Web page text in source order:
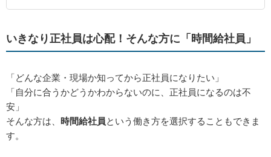
いきなり正社員は心配！そんな方に「時間給社員」
「どんな企業・現場か知ってから正社員になりたい」
「自分に合うかどうかわからないのに、正社員になるのは不
安」
そんな方は、 時間給社員という働き方を選択することもできま
す。